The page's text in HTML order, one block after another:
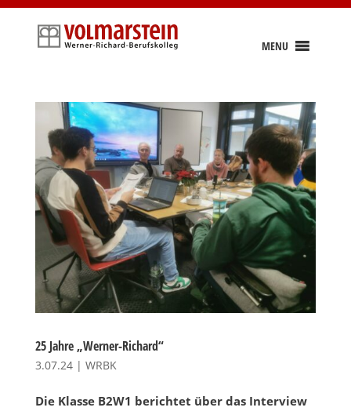
Skip
content
MENU
25 Jahre „Werner-Richard“
3.07.24| WRBK
Die Klasse B2W1 berichtet über das Interview